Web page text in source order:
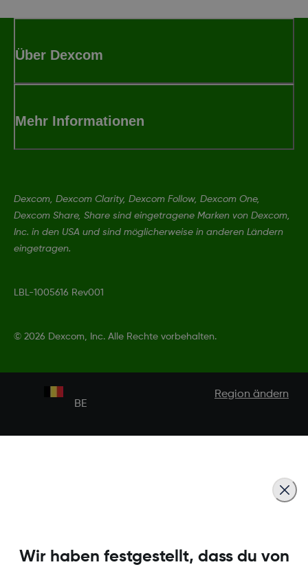
Über Dexcom
Mehr Informationen
Dexcom, Dexcom Clarity, Dexcom Follow, Dexcom One,
Dexcom Share, Share sind eingetragene Marken von Dexcom,
Inc. in den USA und sind möglicherweise in anderen Ländern
eingetragen.
LBL-1005616 Rev001
© 2026 Dexcom, Inc. Alle Rechte vorbehalten.
BE
Region ändern
Wir haben festgestellt, dass du von